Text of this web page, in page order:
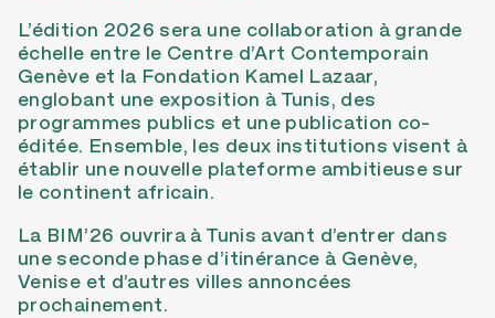
L’édition 2026 sera une collaboration à grande
échelle entre le Centre d’Art Contemporain
Genève et la Fondation Kamel Lazaar,
englobant une exposition à Tunis, des
programmes publics et une publication co-
éditée. Ensemble, les deux institutions visent à
établir une nouvelle plateforme ambitieuse sur
le continent africain.
La BIM’26 ouvrira à Tunis avant d’entrer dans
une seconde phase d’itinérance à Genève,
Venise et d’autres villes annoncées
prochainement.